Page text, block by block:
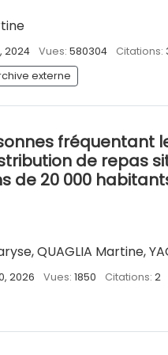
2024 Vues: 580304 Citations:
externe
fréquentant
de repas
de 20 000
QUAGLIA Martine,
2026 Vues: 1850 Citations: 2